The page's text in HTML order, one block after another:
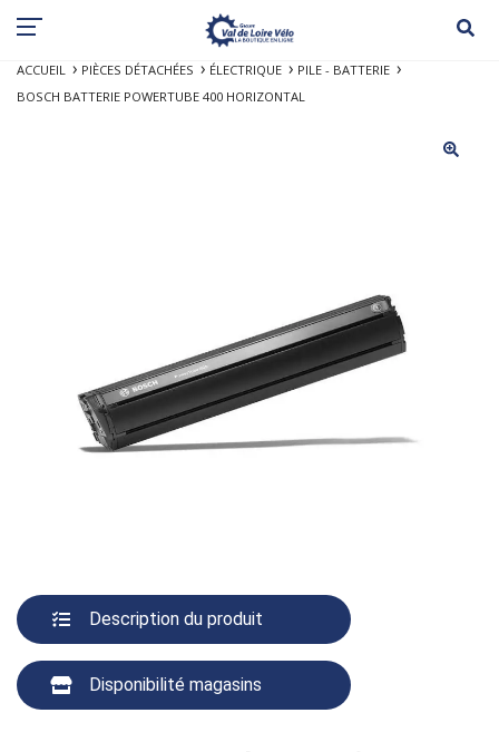
ACCUEIL PIÈCES DÉTACHÉES ÉLECTRIQUE
PILE - BATTERIE
BOSCH BATTERIE POWERTUBE 400 HORIZONTAL
Description du produit
Disponibilité magasins